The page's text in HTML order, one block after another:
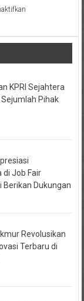
pada
Kang
Marhaen:
Kekuatan
KPRI Sejahtera
Pihak
di Job Fair
Berikan Dukungan
Revolusikan
Terbaru di